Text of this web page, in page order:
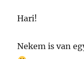
Hari!
Nekem is van